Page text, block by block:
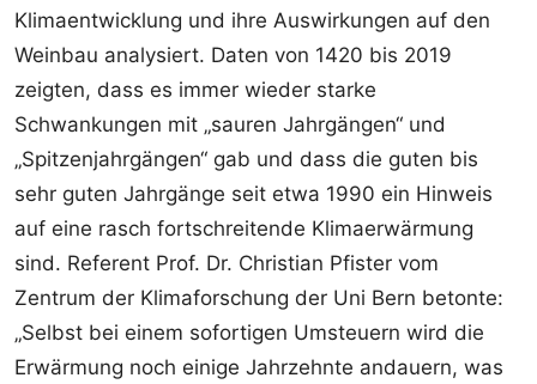
Klimaentwicklung und ihre Auswirkungen auf den
Weinbau analysiert. Daten von 1420 bis 2019
zeigten, dass es immer wieder starke
Schwankungen mit „sauren Jahrgängen“ und
„Spitzenjahrgängen“ gab und dass die guten bis
sehr guten Jahrgänge seit etwa 1990 ein Hinweis
auf eine rasch fortschreitende Klimaerwärmung
sind. Referent Prof. Dr. Christian Pfister vom
Zentrum der Klimaforschung der Uni Bern betonte:
„Selbst bei einem sofortigen Umsteuern wird die
Erwärmung noch einige Jahrzehnte andauern, was